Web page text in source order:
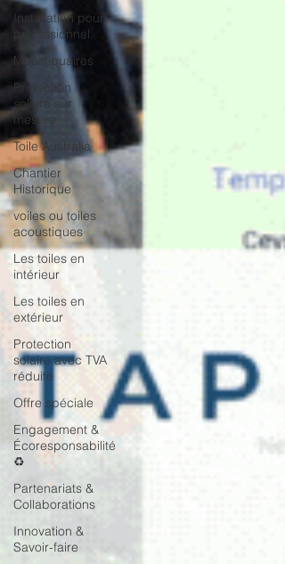
Installation pour
professionnel
Moustiquaires
Protection
solaire sur
mesure
Toile Australia
Chantier
Historique
voiles ou toiles
acoustiques
Les toiles en
intérieur
Les toiles en
extérieur
Protection
solaire avec TVA
réduite
Offre spéciale
Engagement &
Écoresponsabilité
♻️
Partenariats &
Collaborations
Innovation &
Savoir-faire